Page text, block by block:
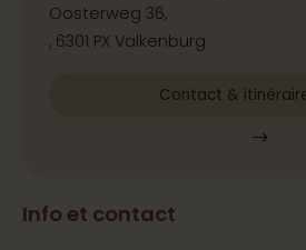
Info et contact
Oosterweg 36,
, 6301 PX Valkenburg
Contact &